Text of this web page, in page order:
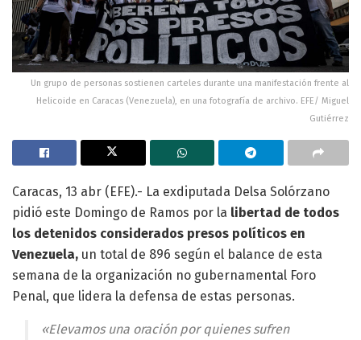
Un grupo de personas sostienen carteles durante una manifestación frente al
Helicoide en Caracas (Venezuela), en una fotografía de archivo. EFE/ Miguel
Gutiérrez
Caracas, 13 abr (EFE).- La exdiputada Delsa Solórzano
pidió este Domingo de Ramos por la libertad de todos
los detenidos considerados presos políticos en
Venezuela, un total de 896 según el balance de esta
semana de la organización no gubernamental Foro
Penal, que lidera la defensa de estas personas.
«Elevamos una oración por quienes sufren